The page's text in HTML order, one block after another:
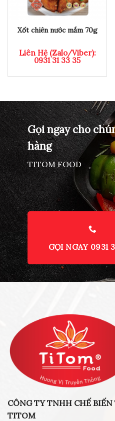
Xốt chiên nước mắm 70g
Liên Hệ (Zalo/Viber):
0931 31 33 35
Gọi ngay cho
hàng
TITOM FOOD
GỌI NGAY 0931
CÔNG TY TNHH CHẾ BIẾN
TITOM